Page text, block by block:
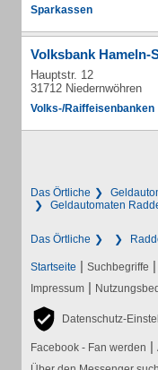
Sparkassen
Volksbank Hameln-
Hauptstr. 12
31712 Niedernwöhren
Volks-/Raiffeisenbanken
Das Örtliche
Geldautomaten
Das Örtliche
Startseite | Suchbegriffe |
Impressum |
Datenschutz-
Facebook - Fan werden |